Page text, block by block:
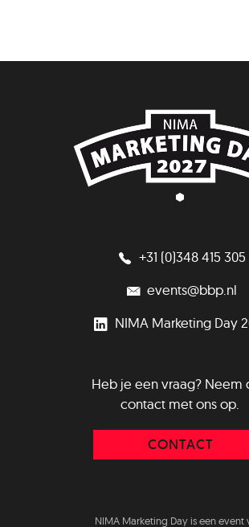
+31 (0)348 415 305
events@bbp.nl
NIMA Marketing Day
Heb je een vraag? Neem
contact met ons op.
CONTACT
NIMA Marketing Day is een event